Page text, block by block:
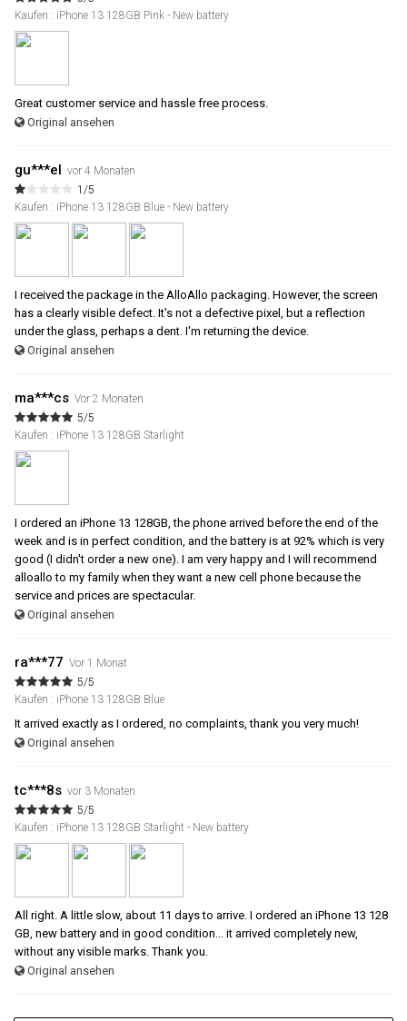
Kaufen : iPhone 13 128GB Pink - New battery
Great customer service and hassle free process.
Original ansehen
gu***el
vor 4 Monaten
1/5
Kaufen : iPhone 13 128GB Blue - New battery
I received the package in the AlloAllo packaging. However, the screen
has a clearly visible defect. It's not a defective pixel, but a reflection
under the glass, perhaps a dent. I'm returning the device.
Original ansehen
ma***cs Vor 2 Monaten
5/5
Kaufen : iPhone 13 128GB Starlight
I ordered an iPhone 13 128GB, the phone arrived before the end of the
week and is in perfect condition, and the battery is at 92% which is very
good (I didn't order a new one). I am very happy and I will recommend
alloallo to my family when they want a new cell phone because the
service and prices are spectacular.
Original ansehen
ra***77 Vor 1 Monat
5/5
Kaufen : iPhone 13 128GB Blue
It arrived exactly as I ordered, no complaints, thank you very much!
Original ansehen
tc***8s vor 3 Monaten
5/5
Kaufen : iPhone 13 128GB Starlight - New battery
All right. A little slow, about 11 days to arrive. I ordered an iPhone 13 128
GB, new battery and in good condition... it arrived completely new,
without any visible marks. Thank you.
Original ansehen